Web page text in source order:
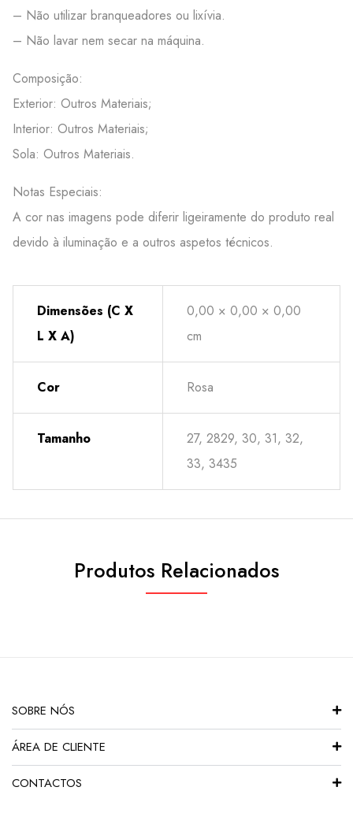
– Não utilizar branqueadores ou lixívia.
– Não lavar nem secar na máquina.
Composição:
Exterior: Outros Materiais;
Interior: Outros Materiais;
Sola: Outros Materiais.
Notas Especiais:
A cor nas imagens pode diferir ligeiramente do produto real
devido à iluminação e a outros aspetos técnicos.
Dimensões (C X
L X A)
0,00 × 0,00 × 0,00
cm
Cor Rosa
Tamanho
27, 2829, 30, 31, 32,
33, 3435
Produtos Relacionados
SOBRE NÓS
ÁREA DE CLIENTE
CONTACTOS